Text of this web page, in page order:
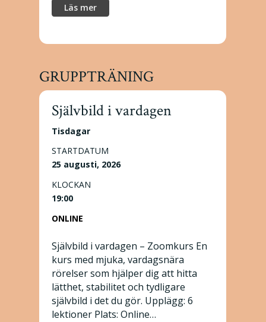
Läs mer
GRUPPTRÄNING
Självbild i vardagen
Tisdagar
STARTDATUM
25 augusti, 2026
KLOCKAN
19:00
ONLINE
Självbild i vardagen – Zoomkurs En
kurs med mjuka, vardagsnära
rörelser som hjälper dig att hitta
lätthet, stabilitet och tydligare
självbild i det du gör. Upplägg: 6
lektioner Plats: Online…